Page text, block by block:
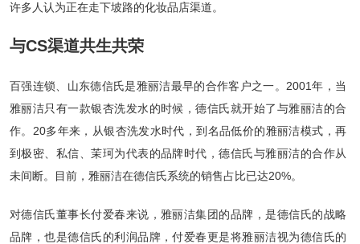
许多人认为正在走下坡路的化妆品店渠道。
与CS渠道共生共荣
百强连锁、山东德信氏是雅丽洁最早的合作客户之一。2001年，当
雅丽洁只有一款银杏洗发水的时候，德信氏就开始了与雅丽洁的合
作。20多年来，从银杏洗发水时代，到名品低价的雅丽洁模式，再
到极密、私信、茉珂为代表的品牌时代，德信氏与雅丽洁的合作从
未间断。目前，雅丽洁在德信氏系统的销售占比已达20%。
对德信氏董事长付爱春来说，雅丽洁集团的品牌，是德信氏的战略
品牌，也是德信氏的利润品牌，付爱春更是将雅丽洁视为德信氏的